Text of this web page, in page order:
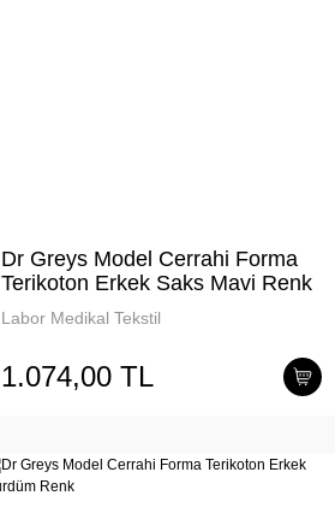
Dr Greys Model Cerrahi Forma
Terikoton Erkek Saks Mavi Renk
Labor Medikal Tekstil
1.074,00 TL